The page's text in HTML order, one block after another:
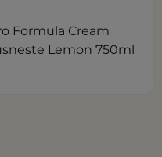
Formula Cream
Lemon 750ml